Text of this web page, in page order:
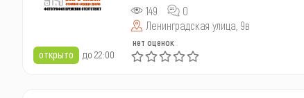
открыто до 22:00
149
0
Ленинградская улица, 9в
нет оценок